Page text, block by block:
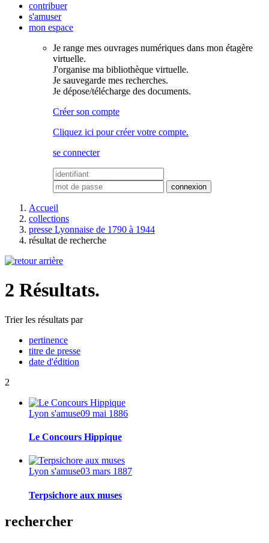
contribuer
s'amuser
mon espace
Je range mes ouvrages numériques dans mon étagère
virtuelle.
J'organise ma bibliothèque virtuelle.
Je sauvegarde mes recherches.
Je dépose/télécharge des documents.
Créer son compte
Cliquez ici pour créer votre compte.
se connecter
Accueil
collections
presse Lyonnaise de 1790 à 1944
résultat de recherche
2 Résultats.
Trier les résultats par
pertinence
titre de presse
date d'édition
2
Lyon s'amuse09 mai 1886
Le Concours Hippique
Lyon s'amuse03 mars 1887
Terpsichore aux muses
rechercher